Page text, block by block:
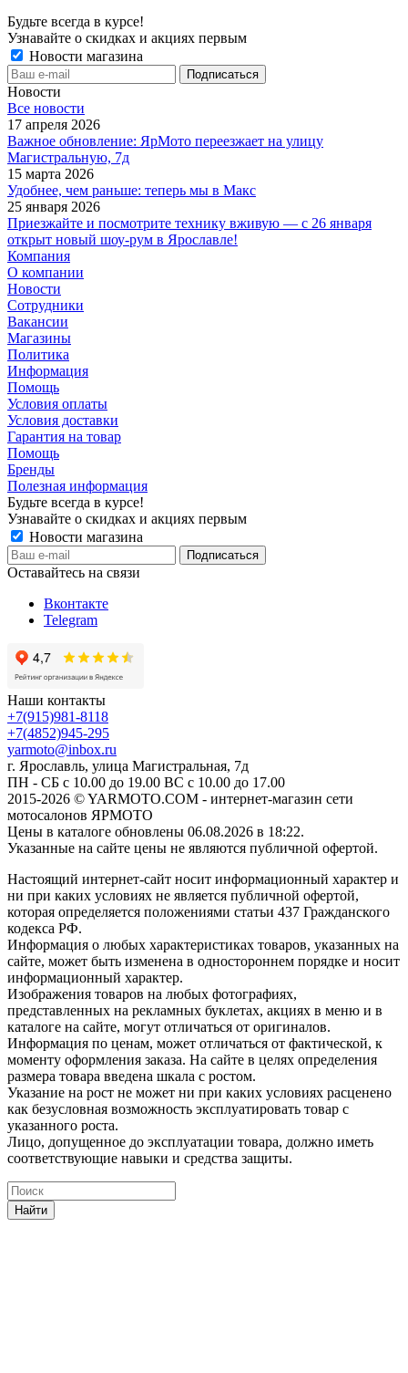
Будьте всегда в курсе!
Узнавайте о скидках и акциях первым
Новости магазина
Новости
Все новости
17 апреля 2026
Важное обновление: ЯрМото переезжает на улицу
Магистральную, 7д
15 марта 2026
Удобнее, чем раньше: теперь мы в Макс
25 января 2026
Приезжайте и посмотрите технику вживую — с 26 января
открыт новый шоу-рум в Ярославле!
Компания
О компании
Новости
Сотрудники
Вакансии
Магазины
Политика
Информация
Помощь
Условия оплаты
Условия доставки
Гарантия на товар
Помощь
Бренды
Полезная информация
Будьте всегда в курсе!
Узнавайте о скидках и акциях первым
Новости магазина
Оставайтесь на связи
Вконтакте
Telegram
Наши контакты
+7(915)981-8118
+7(4852)945-295
yarmoto@inbox.ru
г. Ярославль, улица Магистральная, 7д
ПН - СБ с 10.00 до 19.00 ВС с 10.00 до 17.00
2015-2026 © YARMOTO.COM - интернет-магазин сети
мотосалонов ЯРМОТО
Цены в каталоге обновлены 06.08.2026 в 18:22.
Указанные на сайте цены не являются публичной офертой.
Настоящий интернет-сайт носит информационный характер и
ни при каких условиях не является публичной офертой,
которая определяется положениями статьи 437 Гражданского
кодекса РФ.
Информация о любых характеристиках товаров, указанных на
сайте, может быть изменена в одностороннем порядке и носит
информационный характер.
Изображения товаров на любых фотографиях,
представленных на рекламных буклетах, акциях в меню и в
каталоге на сайте, могут отличаться от оригиналов.
Информация по ценам, может отличаться от фактической, к
моменту оформления заказа. На сайте в целях определения
размера товара введена шкала с ростом.
Указание на рост не может ни при каких условиях расценено
как безусловная возможность эксплуатировать товар с
указанного роста.
Лицо, допущенное до эксплуатации товара, должно иметь
соответствующие навыки и средства защиты.
Найти